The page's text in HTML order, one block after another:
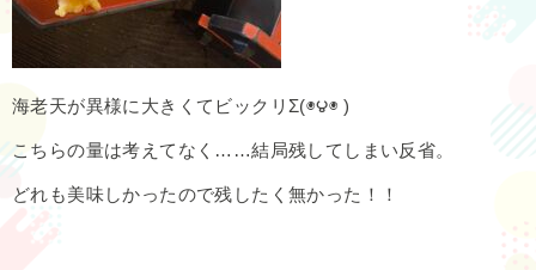
海老天が異様に大きくてビックリΣ(◉౪◉ )
こちらの量は考えてなく……結局残してしまい反省。
どれも美味しかったので残したく無かった！！